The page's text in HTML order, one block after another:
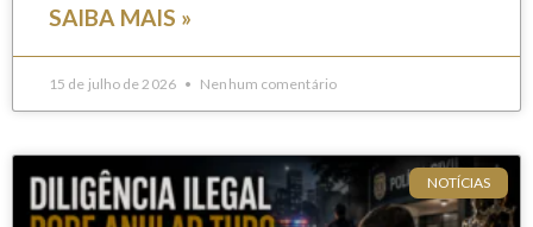
SAIBA MAIS »
15 de julho de 2026 Nenhum comentário
NOTÍCIAS